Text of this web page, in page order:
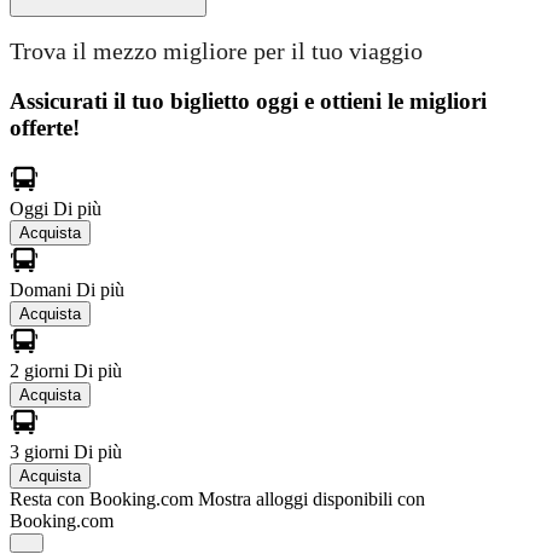
Trova il mezzo migliore per il tuo viaggio
Assicurati il ​​tuo biglietto oggi e ottieni le migliori
offerte!
Oggi Di più
Acquista
Domani Di più
Acquista
2 giorni Di più
Acquista
3 giorni Di più
Acquista
Resta con Booking.com Mostra alloggi disponibili con
Booking.com